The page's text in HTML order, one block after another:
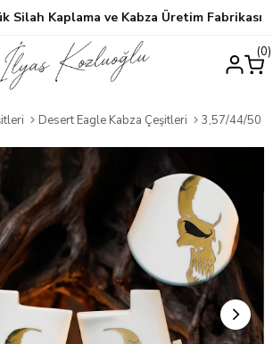
Silah Kaplama ve Kabza Üretim Fabrikası
0
Desert Eagle Kabza Çeşitleri 3,57/44/50